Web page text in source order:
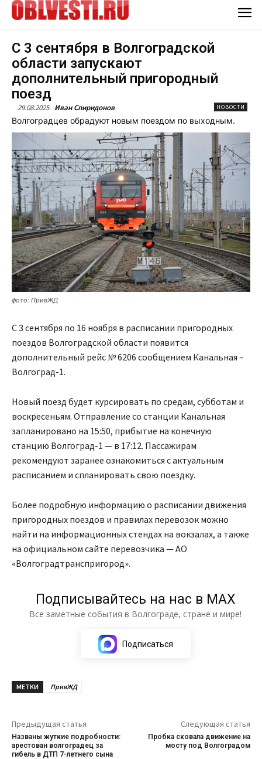
С 3 сентября в Волгоградской
области запускают
дополнительный пригородный
поезд
29.08.2025 Иван Спиридонов НОВОСТИ
Волгоградцев обрадуют новым поездом по выходным.
фото: ПривЖД
С 3 сентября по 16 ноября в расписании пригородных
поездов Волгоградской области появится
дополнительный рейс № 6206 сообщением Канальная –
Волгоград-1.
Новый поезд будет курсировать по средам, субботам и
воскресеньям. Отправление со станции Канальная
запланировано на 15:50, прибытие на конечную
станцию Волгоград-1 — в 17:12. Пассажирам
рекомендуют заранее ознакомиться с актуальным
расписанием и спланировать свою поездку.
Более подробную информацию о расписании движения
пригородных поездов и правилах перевозок можно
найти на информационных стендах на вокзалах, а также
на официальном сайте перевозчика — АО
«Волгоградтранспригород».
Подписывайтесь на нас в МАХ
Все заметные события в Волгограде, стране и мире!
Подписаться
МЕТКИ ПривЖД
Предыдущая статья
Названы жуткие подробности:
арестован волгоградец за
гибель в ДТП 7-летнего сына
Следующая статья
Пробка сковала движение на
мосту под Волгоградом